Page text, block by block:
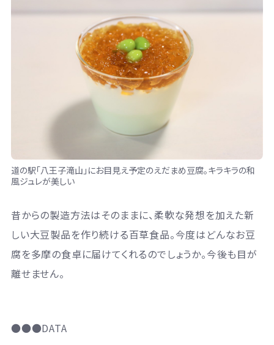
道の駅「八王子滝山」にお目見え予定のえだまめ豆腐。キラキラの和
風ジュレが美しい
昔からの製造方法はそのままに、柔軟な発想を加えた新
しい大豆製品を作り続ける百草食品。今度はどんなお豆
腐を多摩の食卓に届けてくれるのでしょうか。今後も目が
離せません。
●●●DATA